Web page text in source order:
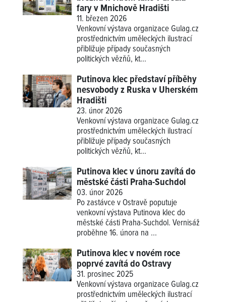
fary v Mnichově Hradišti
11. březen 2026
Venkovní výstava organizace Gulag.cz
prostřednictvím uměleckých ilustrací
přibližuje případy současných
politických vězňů, kt...
Putinova klec představí příběhy
nesvobody z Ruska v Uherském
Hradišti
23. únor 2026
Venkovní výstava organizace Gulag.cz
prostřednictvím uměleckých ilustrací
přibližuje případy současných
politických vězňů, kt...
Putinova klec v únoru zavítá do
městské části Praha-Suchdol
03. únor 2026
Po zastávce v Ostravě poputuje
venkovní výstava Putinova klec do
městské části Praha-Suchdol. Vernisáž
proběhne 16. února na ...
Putinova klec v novém roce
poprvé zavítá do Ostravy
31. prosinec 2025
Venkovní výstava organizace Gulag.cz
prostřednictvím uměleckých ilustrací